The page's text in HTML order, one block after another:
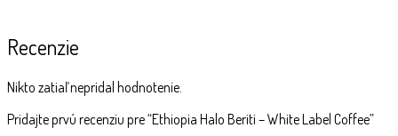
Recenzie
Nikto zatiaľ nepridal hodnotenie.
Pridajte prvú recenziu pre “Ethiopia Halo Beriti – White Label Coffee”